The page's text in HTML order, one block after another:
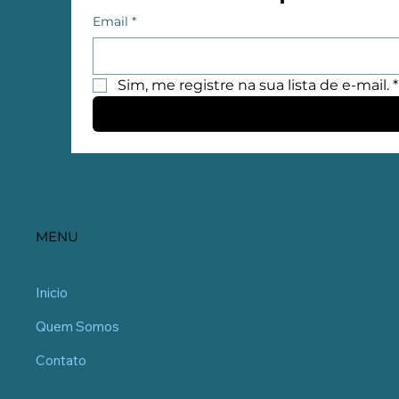
Email *
Sim, me registre na sua lista de e-mail. *
MENU
Inicio
Quem Somos
Contato